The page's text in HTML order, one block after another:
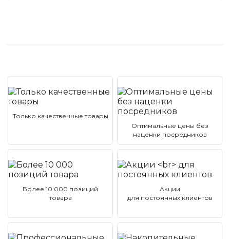
Только качественные товары
Оптимальные цены без
наценки посредников
Более 10 000 позиций
товара
Акции
для постоянных клиентов